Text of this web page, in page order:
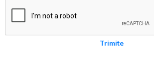
Trimite